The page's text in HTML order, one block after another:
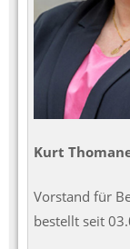
Kurt
Vorstand für
bestellt seit